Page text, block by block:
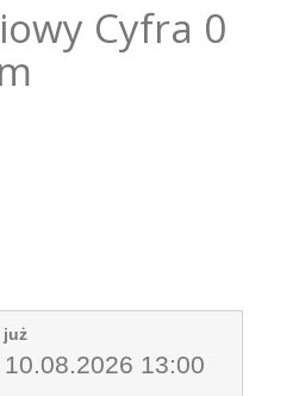
Cyfra 0
już
10.08.2026 13:00